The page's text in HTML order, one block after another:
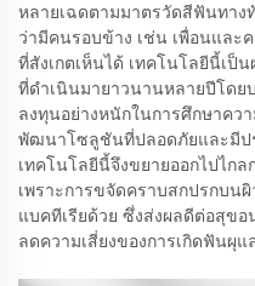
หลายเฉดตามมาตรวัดสีฟันทาง
ว่ามีคนรอบข้าง เช่น เพื่อนและ
ที่สังเกตเห็นได้ เทคโนโลยีนี้เป็
ที่ดำเนินมายาวนานหลายปีโด
ลงทุนอย่างหนักในการศึกษาคว
พัฒนาโซลูชันที่ปลอดภัยและมีป
เทคโนโลยีนี้จึงขยายออกไปไก
เพราะการขจัดคราบสกปรกบน
แบคทีเรียด้วย ซึ่งส่งผลดีต่อสุข
ลดความเสี่ยงของการเกิดฟันผุแ